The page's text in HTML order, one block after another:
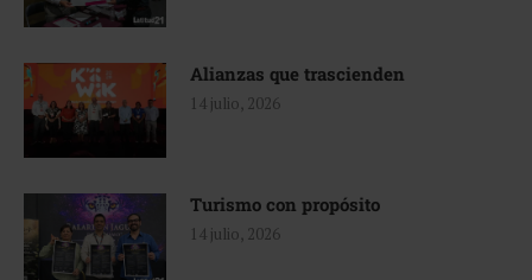
Alianzas que trascienden
14 julio, 2026
Turismo con propósito
14 julio, 2026